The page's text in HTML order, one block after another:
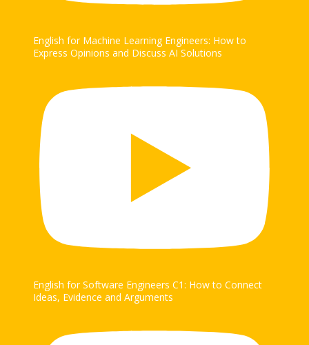
English for Machine Learning Engineers: How to
Express Opinions and Discuss AI Solutions
English for Software Engineers C1: How to Connect
Ideas, Evidence and Arguments